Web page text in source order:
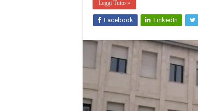
Leggi Tutto »
Facebook LinkedIn